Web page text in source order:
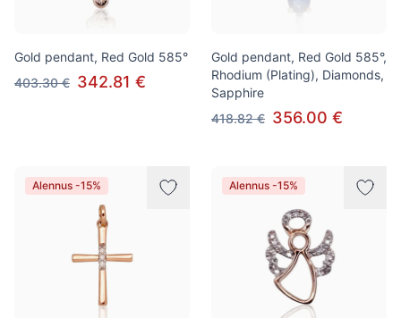
Gold pendant, Red Gold 585°
403.30 € 342.81 €
Gold pendant, Red Gold 585°,
Rhodium (Plating), Diamonds,
Sapphire
418.82 € 356.00 €
Alennus -15% Alennus -15%